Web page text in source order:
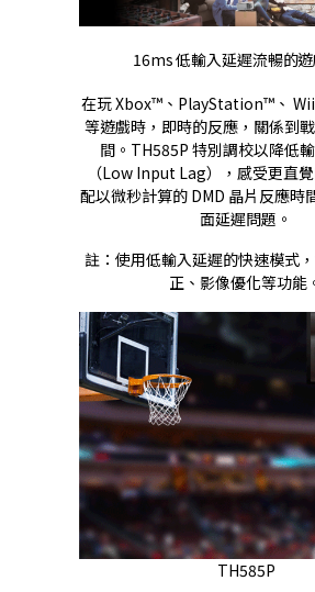
16ms 低輸入延遲流暢的
在玩 Xbox™、PlayStation™、
等遊戲時，即時的反應，關係到
間。TH585P 特別調校以降低
（Low Input Lag），感受更直
配以微秒計算的 DMD 晶片反應時
面延遲問題。
註：使用低輸入延遲的快速模式
正、影像優化等功能
TH585P